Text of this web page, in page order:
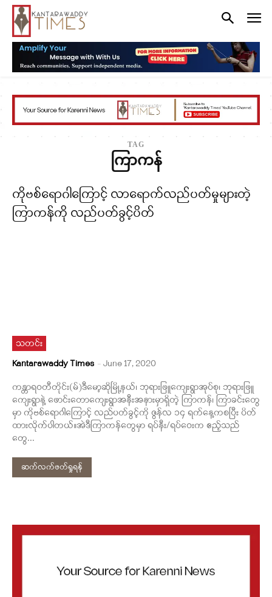
TAG
ကြာကန်
ကိုဗစ်ရောဂါကြောင့် လာရောက်လည်ပတ်မှုများတဲ့
ကြာကန်ကို လည်ပတ်ခွင့်ပိတ်
သတင်း
Kantarawaddy Times - June 17, 2020
ကန္တာရဝတီတိုင်း(မ်)ဒီမော့ဆိုမြို့နယ်၊ ဘုရားဖြူကျေးရွာအုပ်စု၊ ဘုရားဖြူ
ကျေးရွာနဲ့ ဖောင်းတောကျေးရွာအနီးအနားမှာရှိတဲ့ ကြာကန်၊ ကြာခင်းတွေ
မှာ ကိုဗစ်ရောဂါကြောင့် လည်ပတ်ခွင့်ကို ဇွန်လ ၁၄ ရက်နေ့ကစပြီး ပိတ်
ထားလိုက်ပါတယ်။အဲဒီကြာကန်တွေမှာ ရပ်နီး/ရပ်ဝေးက ဧည့်သည်
တွေ...
ဆက်လက်ဖတ်ရှုရန်